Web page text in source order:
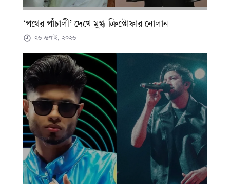
‘পথের পাঁচালী’ দেখে মুগ্ধ ক্রিস্টোফার নোলান
২৬ জুলাই, ২০২৬